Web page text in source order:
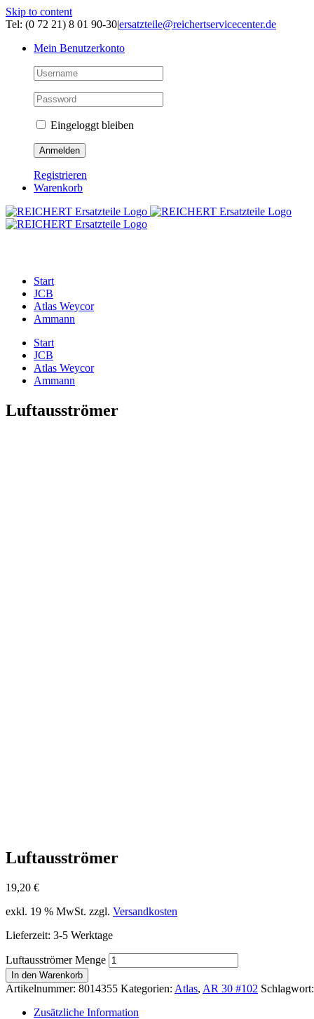
Skip to content
Tel: (0 72 21) 8 01 90-30|ersatzteile@reichertservicecenter.de
Mein Benutzerkonto
Eingeloggt bleiben
Registrieren
Warenkorb
Start
JCB
Atlas Weycor
Ammann
Start
JCB
Atlas Weycor
Ammann
Luftausströmer
Luftausströmer
19,20 €
exkl. 19 % MwSt. zzgl. Versandkosten
Lieferzeit: 3-5 Werktage
Luftausströmer Menge
In den Warenkorb
Artikelnummer: 8014355 Kategorien: Atlas, AR 30 #102
Zusätzliche Information